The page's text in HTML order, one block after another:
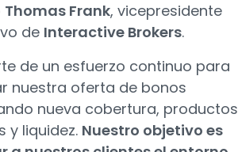
Thomas Frank, vicepresidente
de Interactive Brokers.
de un esfuerzo continuo para
nuestra oferta de bonos
nueva cobertura,
y liquidez. Nuestro objetivo es